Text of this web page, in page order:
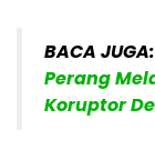
BACA JUGA:
Perang
Koruptor